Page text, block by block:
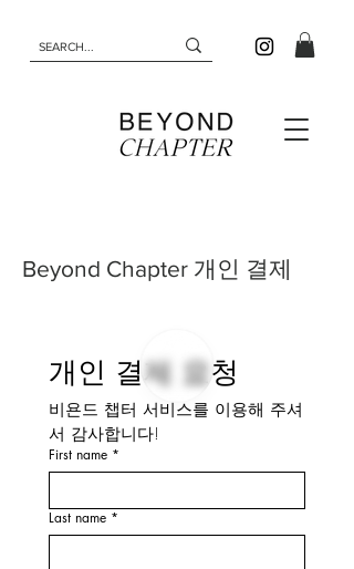
Beyond Chapter 개인 결제
개인 결제 요청
비욘드 챕터 서비스를 이용해 주셔
서 감사합니다!
First name *
Last name *